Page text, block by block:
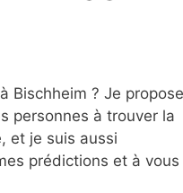
Bischheim ? Je propose
personnes à trouver la
et je suis aussi
prédictions et à vous